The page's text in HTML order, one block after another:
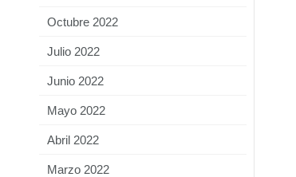
Octubre 2022
Julio 2022
Junio 2022
Mayo 2022
Abril 2022
Marzo 2022